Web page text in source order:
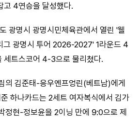
고 4연승을 달성했다.
광명시 광명시민체육관에서 열린 '웰
그 광명시 투어 2026-2027' 1라운드 4
세트스코어 4-3으로 물리쳤다.
의 김준태-응우옌프엉린(베트남)에게
하나카드는 2세트 여자복식에서 김가
정현-정보윤을 2이닝 만에 9:0으로 제